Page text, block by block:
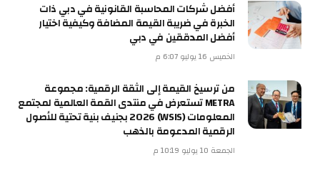
أفضل شركات المحاسبة القانونية في دبي ذات
الخبرة في ضريبة القيمة المضافة وكيفية اختيار
أفضل المدققين في دبي
الخميس 16 يوليو 6:07 م
من ترسيخ القيمة إلى الثقة الرقمية: مجموعة
METRA تستعرض في منتدى القمة العالمية لمجتمع
المعلومات (WSIS) 2026 بجنيف بنية تحتية للأصول
الرقمية المدعومة بالذهب
الجمعة 10 يوليو 10:19 م